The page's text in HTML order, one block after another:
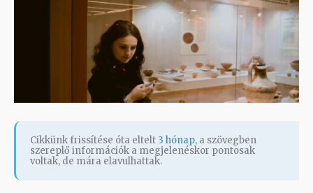
Cikkünk frissítése óta eltelt 3 hónap, a szövegben
szereplő információk a megjelenéskor pontosak
voltak, de mára elavulhattak.